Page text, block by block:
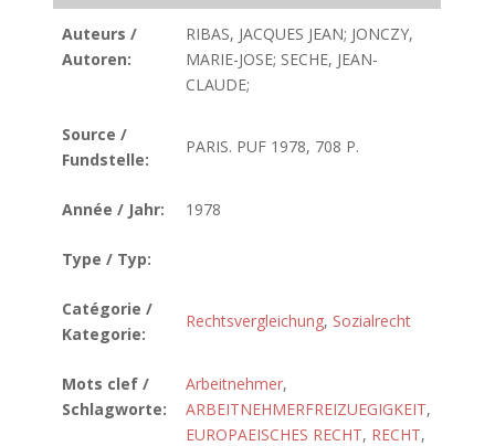
Auteurs /
Autoren:
RIBAS, JACQUES JEAN; JONCZY,
MARIE-JOSE; SECHE, JEAN-
CLAUDE;
Source /
Fundstelle:
PARIS. PUF 1978, 708 P.
Année / Jahr: 1978
Type / Typ:
Catégorie /
Kategorie:
Rechtsvergleichung, Sozialrecht
Mots clef /
Schlagworte:
Arbeitnehmer,
ARBEITNEHMERFREIZUEGIGKEIT,
EUROPAEISCHES RECHT, RECHT,